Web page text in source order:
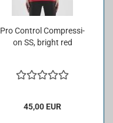
Pro Con­trol Com­pres­si­
on SS, bright red
45,00 EUR